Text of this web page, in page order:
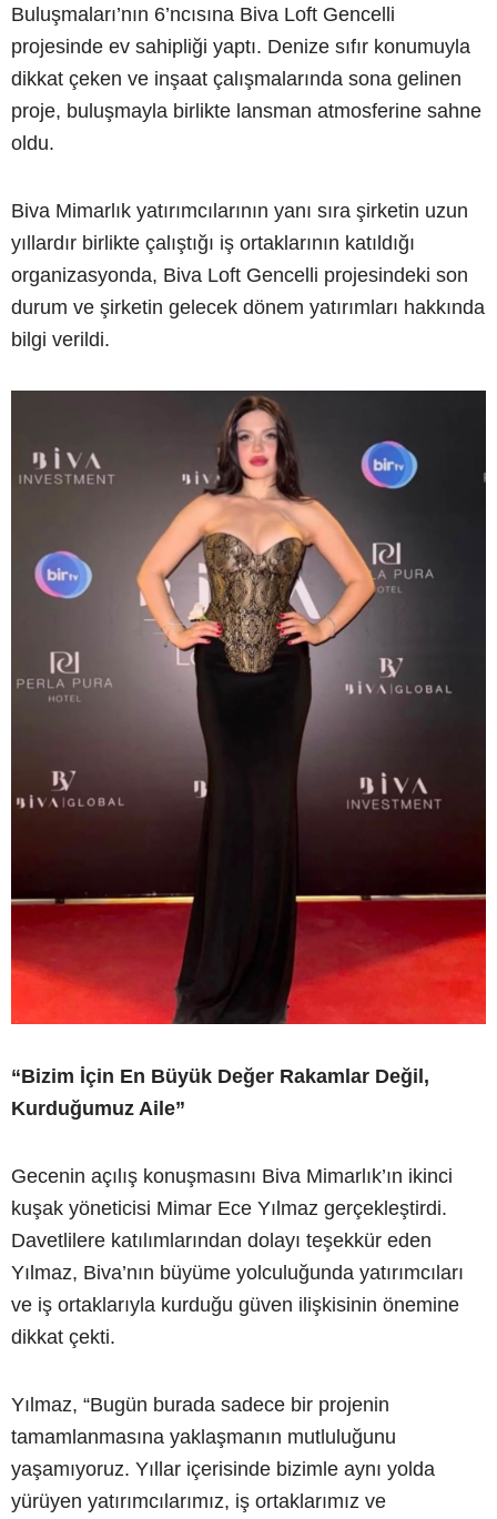
Buluşmaları’nın 6’ncısına Biva Loft Gencelli
projesinde ev sahipliği yaptı. Denize sıfır konumuyla
dikkat çeken ve inşaat çalışmalarında sona gelinen
proje, buluşmayla birlikte lansman atmosferine sahne
oldu.
Biva Mimarlık yatırımcılarının yanı sıra şirketin uzun
yıllardır birlikte çalıştığı iş ortaklarının katıldığı
organizasyonda, Biva Loft Gencelli projesindeki son
durum ve şirketin gelecek dönem yatırımları hakkında
bilgi verildi.
“Bizim İçin En Büyük Değer Rakamlar Değil,
Kurduğumuz Aile”
Gecenin açılış konuşmasını Biva Mimarlık’ın ikinci
kuşak yöneticisi Mimar Ece Yılmaz gerçekleştirdi.
Davetlilere katılımlarından dolayı teşekkür eden
Yılmaz, Biva’nın büyüme yolculuğunda yatırımcıları
ve iş ortaklarıyla kurduğu güven ilişkisinin önemine
dikkat çekti.
Yılmaz, “Bugün burada sadece bir projenin
tamamlanmasına yaklaşmanın mutluluğunu
yaşamıyoruz. Yıllar içerisinde bizimle aynı yolda
yürüyen yatırımcılarımız, iş ortaklarımız ve